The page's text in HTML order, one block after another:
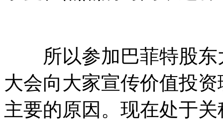
所以参加巴菲特股东
大会向大家宣传价值投
主要的原因。现在处于